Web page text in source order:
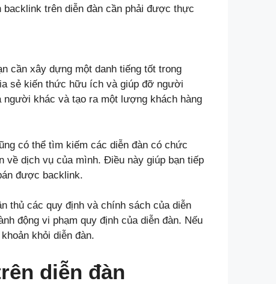
trên diễn đàn cần phải được thực
cần xây dựng một danh tiếng tốt trong
sẻ kiến thức hữu ích và giúp đỡ người
người khác và tạo ra một lượng khách hàng
có thể tìm kiếm các diễn đàn có chức
về dịch vụ của mình. Điều này giúp bạn tiếp
được backlink.
thủ các quy định và chính sách của diễn
động vi phạm quy định của diễn đàn. Nếu
khỏi diễn đàn.
diễn đàn